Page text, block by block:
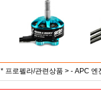
* 프로펠라/관련상품 > - APC 엔